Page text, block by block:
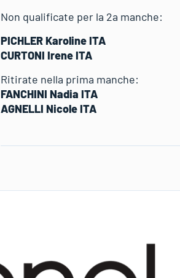
Non qualificate per la 2a manche:
PICHLER Karoline ITA
CURTONI Irene ITA
Ritirate nella prima manche:
FANCHINI Nadia ITA
AGNELLI Nicole ITA